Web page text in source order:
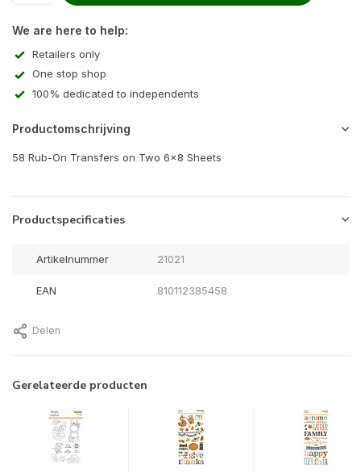
We are here to help:
Retailers only
One stop shop
100% dedicated to independents
Productomschrijving
58 Rub-On Transfers on Two 6x8 Sheets
Productspecificaties
Artikelnummer 21021
EAN 810112385458
Delen
Gerelateerde producten